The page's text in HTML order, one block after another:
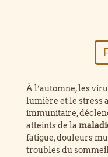
Résumé de
maladie de Lyme
À l’automne, les
lumière et le stress
immunitaire,
atteints de la
fatigue, douleurs
troubles du